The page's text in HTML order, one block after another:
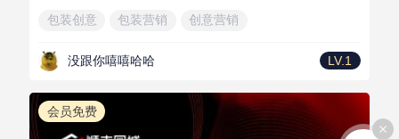
包装创意 包装营销 创意营销
没跟你嘻嘻哈哈 LV.1
会员免费